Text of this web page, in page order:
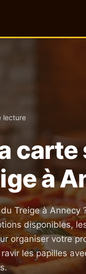
lecture
carte
à
Treige à Annecy
disponibles,
organiser votre
les papilles